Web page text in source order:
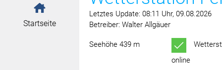
Startseite
Letztes Update: 08:11 Uhr, 09.08.2026
Betreiber: Walter Allgäuer
Seehöhe 439 m
online